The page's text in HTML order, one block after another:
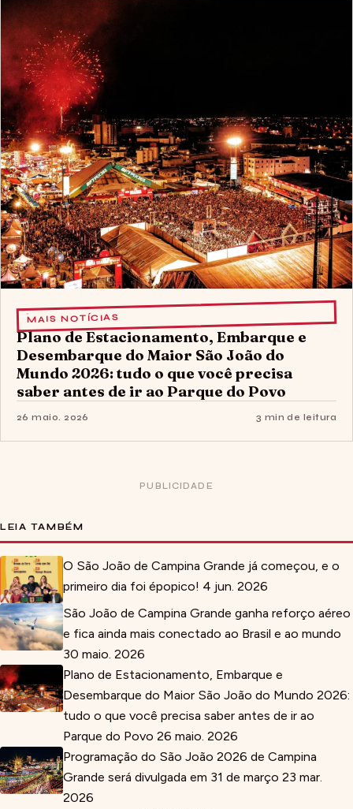
MAIS NOTÍCIAS
Plano de Estacionamento, Embarque e
Desembarque do Maior São João do
Mundo 2026: tudo o que você precisa
saber antes de ir ao Parque do Povo
26 maio. 2026 3 min de leitura
PUBLICIDADE
LEIA TAMBÉM
O São João de Campina Grande já começou, e o
primeiro dia foi épopico! 4 jun. 2026
São João de Campina Grande ganha reforço aéreo
e fica ainda mais conectado ao Brasil e ao mundo
30 maio. 2026
Plano de Estacionamento, Embarque e
Desembarque do Maior São João do Mundo 2026:
tudo o que você precisa saber antes de ir ao
Parque do Povo 26 maio. 2026
Programação do São João 2026 de Campina
Grande será divulgada em 31 de março 23 mar.
2026